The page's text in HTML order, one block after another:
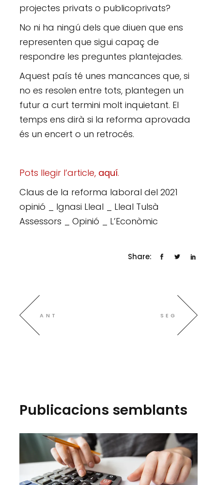
projectes privats o publicoprivats?
No ni ha ningú dels que diuen que ens
representen que sigui capaç de
respondre les preguntes plantejades.
Aquest país té unes mancances que, si
no es resolen entre tots, plantegen un
futur a curt termini molt inquietant. El
temps ens dirà si la reforma aprovada
és un encert o un retrocés.
Pots llegir l’article, aquí.
Claus de la reforma laboral del 2021
opinió _ Ignasi Lleal _ Lleal Tulsà
Assessors _ Opinió _ L’Econòmic
Share:
ANT SEG
Publicacions semblants